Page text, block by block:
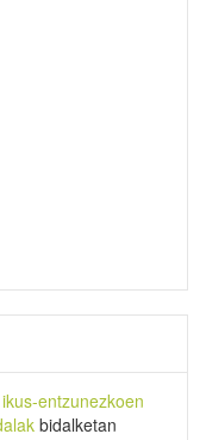
entzunezkoen
bidalketan